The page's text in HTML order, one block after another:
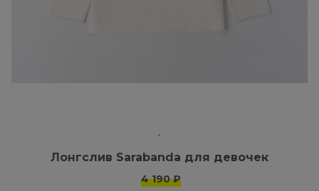
Лонгслив Sarabanda для девочек
4 190 ₽